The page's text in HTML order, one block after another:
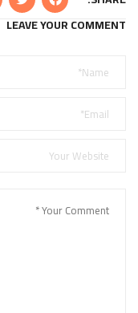
LEAVE YOUR COMMENT